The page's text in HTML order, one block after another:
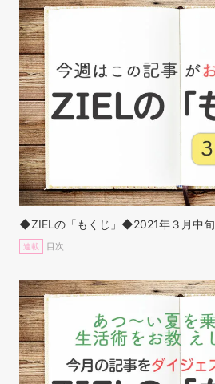
◆ZIELの「もくじ」◆2021年３月中旬
連載 目次